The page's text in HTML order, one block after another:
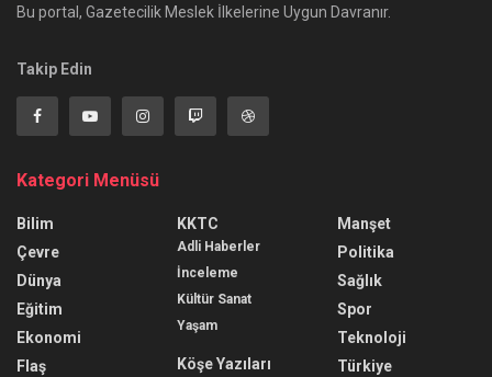
Bu portal, Gazetecilik Meslek İlkelerine Uygun Davranır.
Takip Edin
Kategori Menüsü
Bilim
Çevre
Dünya
Eğitim
Ekonomi
Flaş
KKTC
Adli Haberler
İnceleme
Kültür Sanat
Yaşam
Köşe Yazıları
Manşet
Politika
Sağlık
Spor
Teknoloji
Türkiye